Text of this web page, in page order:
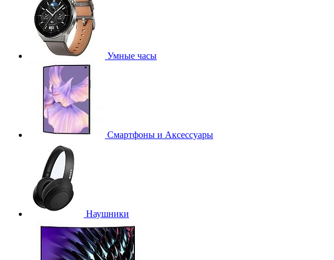
Умные часы
Смартфоны и Аксессуары
Наушники